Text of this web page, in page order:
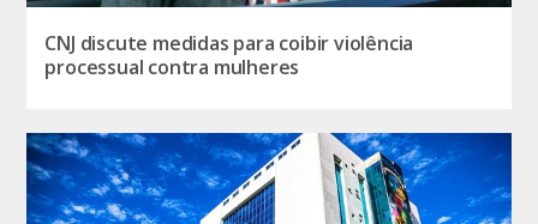
CNJ discute medidas para coibir violência
processual contra mulheres